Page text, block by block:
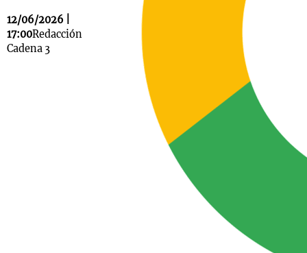
12/06/2026 |
17:00Redacción
Cadena 3